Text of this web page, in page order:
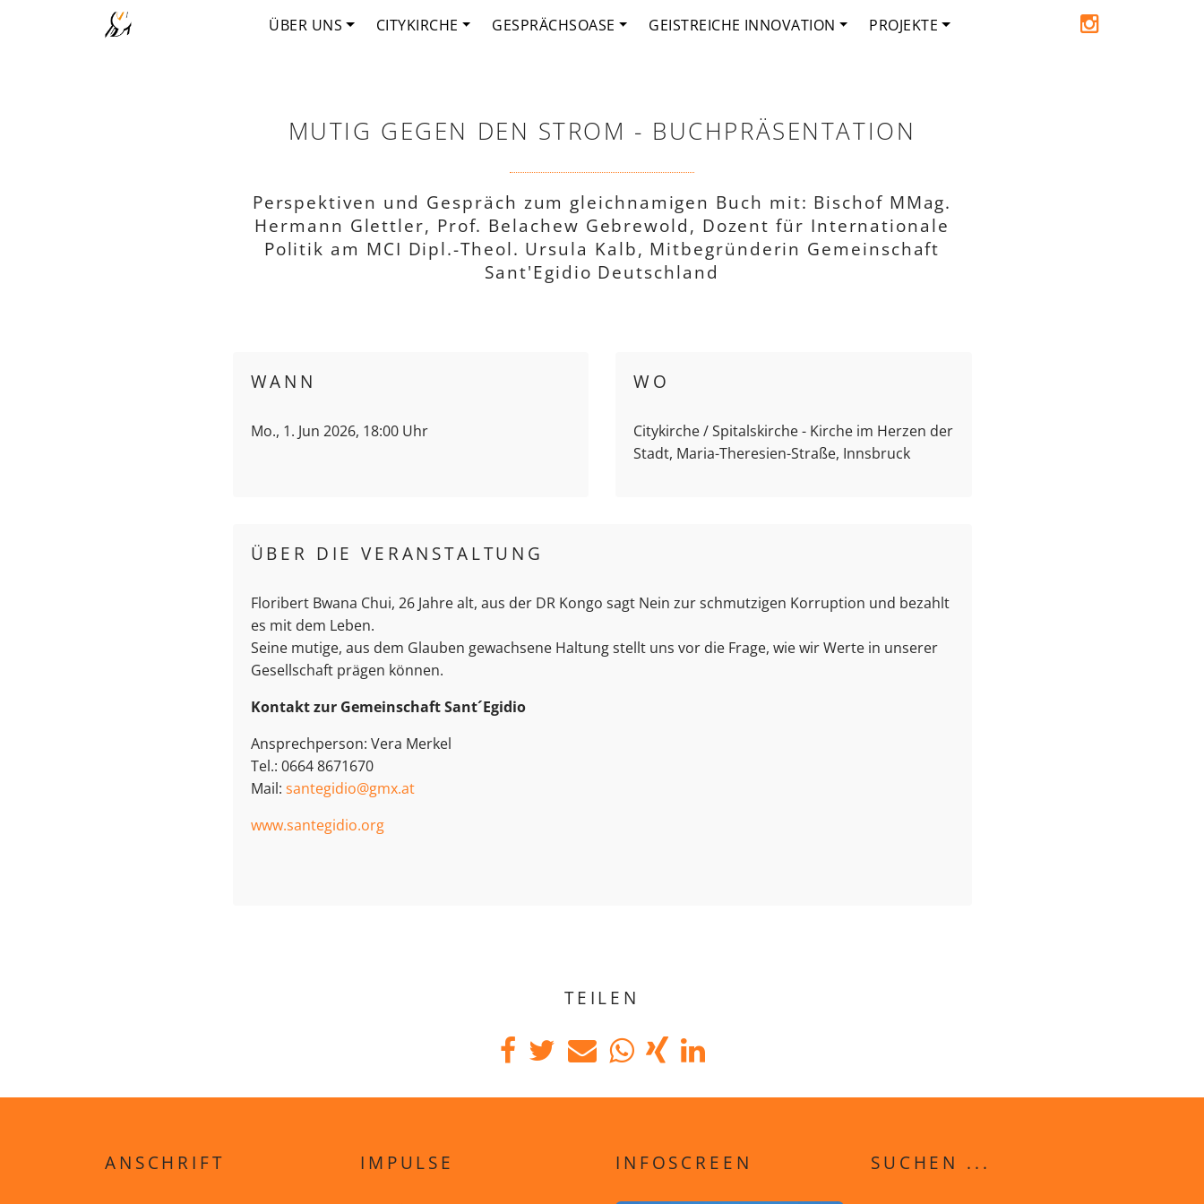
ÜBER UNS CITYKIRCHE GESPRÄCHSOASE GEISTREICHE INNOVATION PROJEKTE
MUTIG GEGEN DEN STROM - BUCHPRÄSENTATION
Perspektiven und Gespräch zum gleichnamigen Buch mit: Bischof MMag.
Hermann Glettler, Prof. Belachew Gebrewold, Dozent für Internationale
Politik am MCI Dipl.-Theol. Ursula Kalb, Mitbegründerin Gemeinschaft
Sant'Egidio Deutschland
WANN
Mo., 1. Jun 2026, 18:00 Uhr
WO
Citykirche / Spitalskirche - Kirche im Herzen der
Stadt, Maria-Theresien-Straße, Innsbruck
ÜBER DIE VERANSTALTUNG
Floribert Bwana Chui, 26 Jahre alt, aus der DR Kongo sagt Nein zur schmutzigen Korruption und bezahlt
es mit dem Leben.
Seine mutige, aus dem Glauben gewachsene Haltung stellt uns vor die Frage, wie wir Werte in unserer
Gesellschaft prägen können.
Kontakt zur Gemeinschaft Sant´Egidio
Ansprechperson: Vera Merkel
Tel.: 0664 8671670
Mail: santegidio@gmx.at
www.santegidio.org
TEILEN
ANSCHRIFT IMPULSE INFOSCREEN SUCHEN ...